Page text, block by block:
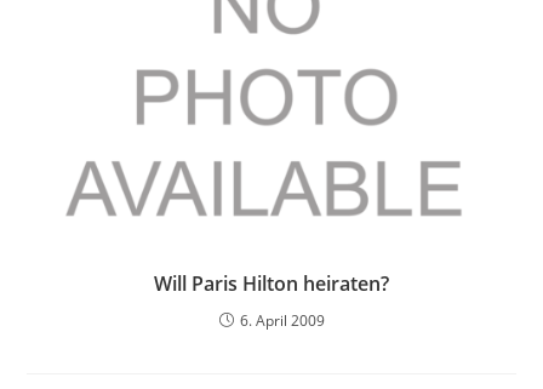
Will Paris Hilton heiraten?
6. April 2009